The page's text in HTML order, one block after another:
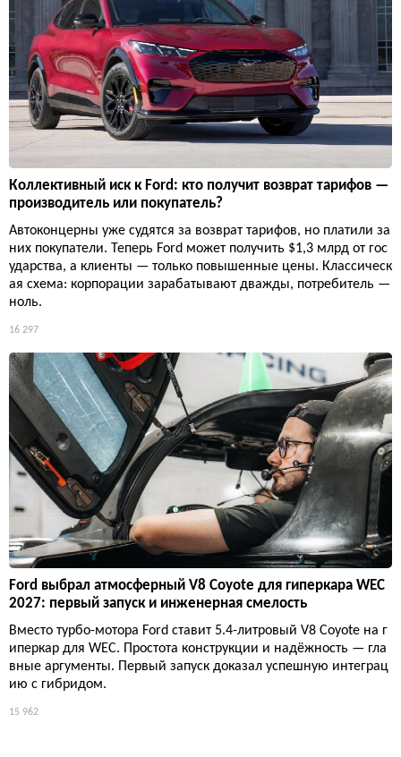
Коллективный иск к Ford: кто получит возврат тарифов —
производитель или покупатель?
Автоконцерны уже судятся за возврат тарифов, но платили за
них покупатели. Теперь Ford может получить $1,3 млрд от гос
ударства, а клиенты — только повышенные цены. Классическ
ая схема: корпорации зарабатывают дважды, потребитель —
ноль.
16 297
Ford выбрал атмосферный V8 Coyote для гиперкара WEC
2027: первый запуск и инженерная смелость
Вместо турбо-мотора Ford ставит 5.4-литровый V8 Coyote на г
иперкар для WEC. Простота конструкции и надёжность — гла
вные аргументы. Первый запуск доказал успешную интеграц
ию с гибридом.
15 962